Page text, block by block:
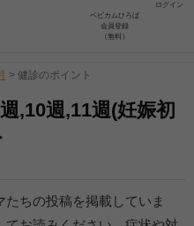
ログイン
ベビカムひろば
会員登録
（無料）
> 健診のポイント
,10週,11週(妊娠初
ちの投稿を掲載していま